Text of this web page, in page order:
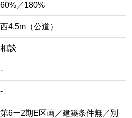
60%／180%
西4.5m（公道）
相談
-
-
第6ー2期E区画／建築条件無／別